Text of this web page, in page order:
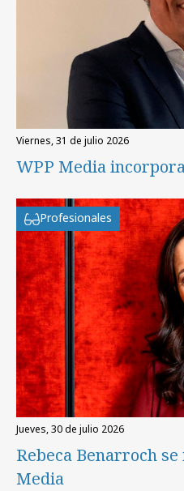
viernes, 31 de julio 2026
WPP Media
Profesionales
jueves, 30 de julio 2026
Rebeca Benarroch
Media